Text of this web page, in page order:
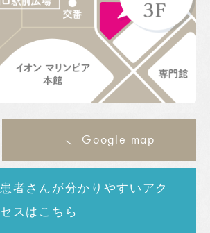
Google map
患者さんが分かりやすいアク
セスはこちら